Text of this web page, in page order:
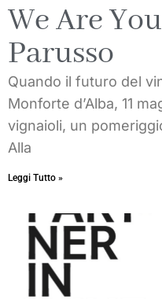
We Are
Parusso
Quando il futuro del
Monforte d’Alba, 11
vignaioli, un
Alla
Leggi Tutto »